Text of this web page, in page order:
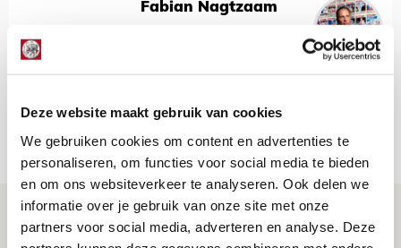
Deze website maakt gebruik van cookies
We gebruiken cookies om content en advertenties te
personaliseren, om functies voor social media te bieden
en om ons websiteverkeer te analyseren. Ook delen we
informatie over je gebruik van onze site met onze
partners voor social media, adverteren en analyse. Deze
Fabian Nagtzaam
Net binnen //
Brandt: ‘Ajax en Cruijff bleven door
mijn hoofd spoken’